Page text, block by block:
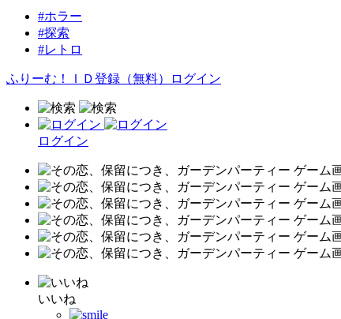
#ホラー
#探索
#レトロ
ふりーむ！ＩＤ登録（無料） ログイン
ログイン
いいね